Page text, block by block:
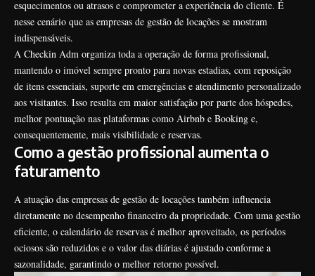
esquecimentos ou atrasos e comprometer a experiência do cliente. É
nesse cenário que as empresas de gestão de locações se mostram
indispensáveis.
A Checkin Adm organiza toda a operação de forma profissional,
mantendo o imóvel sempre pronto para novas estadias, com reposição
de itens essenciais, suporte em emergências e atendimento personalizado
aos visitantes. Isso resulta em maior satisfação por parte dos hóspedes,
melhor pontuação nas plataformas como Airbnb e Booking e,
consequentemente, mais visibilidade e reservas.
Como a gestão profissional aumenta o
faturamento
A atuação das empresas de gestão de locações também influencia
diretamente no desempenho financeiro da propriedade. Com uma gestão
eficiente, o calendário de reservas é melhor aproveitado, os períodos
ociosos são reduzidos e o valor das diárias é ajustado conforme a
sazonalidade, garantindo o melhor retorno possível.